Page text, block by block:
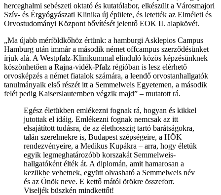
herceghalmi sebészeti oktató és kutatólabor, elkészült a Városmajori
Szív- és Érgyógyászati Klinika új épülete, és letették az Elméleti és
Orvostudományi Központ bővítését jelentő EOK II. alapkövét.
„Ma újabb mérföldkőhöz értünk: a hamburgi Asklepios Campus
Hamburg után immár a második német offcampus szerződésünket
írjuk alá. A Westpfalz-Klinikummal elinduló közös képzésünknek
köszönhetően a Rajna-vidék-Pfalz régióban is lesz elérhető
orvosképzés a német fiatalok számára, a leendő orvostanhallgatók
tanulmányaik első részét itt a Semmelweis Egyetemen, a második
felét pedig Kaiserslauternben végzik majd” – mutatott rá.
Egész életükben emlékezni fognak rá, hogyan és kikkel
jutottak el idáig. Emlékezni fognak nemcsak az itt
elsajátított tudásra, de az élethosszig tartó barátságokra,
talán szerelmekre is, Budapest szépségeire, a HÖK
rendezvényeire, a Medikus Kupákra – arra, hogy életük
egyik legmeghatározóbb korszakát Semmelweis-
hallgatóként élték át. A diplomán, amit hamarosan a
kezükbe vehetnek, együtt olvasható a Semmelweis név
és az Önök neve. E kettő mától örökre összeforr.
Viseljék büszkén mindkettőt!